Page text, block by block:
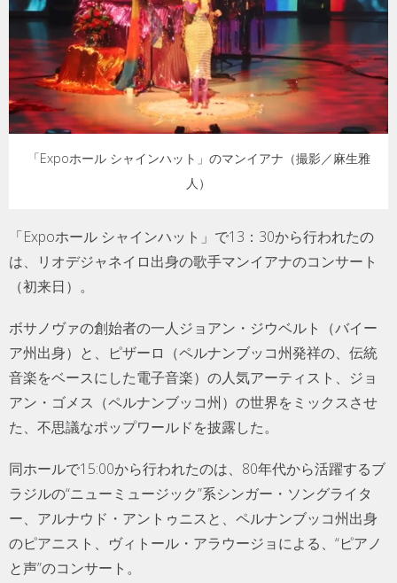
「Expoホール シャインハット」のマンイアナ（撮影／麻生雅
人）
「Expoホール シャインハット」で13：30から行われたの
は、リオデジャネイロ出身の歌手マンイアナのコンサート
（初来日）。
ボサノヴァの創始者の一人ジョアン・ジウベルト（バイー
ア州出身）と、ピザーロ（ペルナンブッコ州発祥の、伝統
音楽をベースにした電子音楽）の人気アーティスト、ジョ
アン・ゴメス（ペルナンブッコ州）の世界をミックスさせ
た、不思議なポップワールドを披露した。
同ホールで15:00から行われたのは、80年代から活躍するブ
ラジルの“ニューミュージック”系シンガー・ソングライタ
ー、アルナウド・アントゥニスと、ペルナンブッコ州出身
のピアニスト、ヴィトール・アラウージョによる、“ピアノ
と声”のコンサート。